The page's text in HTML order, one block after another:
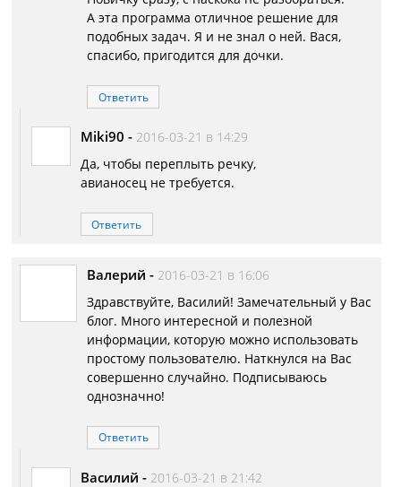
А эта программа отличное решение для
подобных задач. Я и не знал о ней. Вася,
спасибо, пригодится для дочки.
Ответить
Miki90 - 2016-03-21 в 14:29
Да, чтобы переплыть речку,
авианосец не требуется.
Ответить
Валерий - 2016-03-21 в 16:06
Здравствуйте, Василий! Замечательный у Вас
блог. Много интересной и полезной
информации, которую можно использовать
простому пользователю. Наткнулся на Вас
совершенно случайно. Подписываюсь
однозначно!
Ответить
Василий - 2016-03-21 в 21:42